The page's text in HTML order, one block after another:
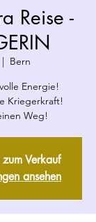
Reise -
Bern
Energie!
Kriegerkraft!
Weg!
Verkauf
ansehen